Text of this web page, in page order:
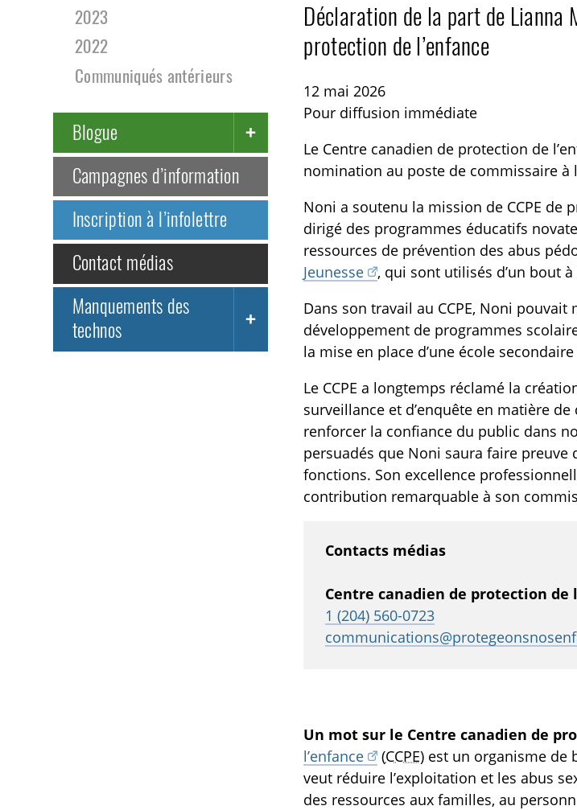
2023
2022
Communiqués antérieurs
Blogue
TOGGLE BLOGUE SUBLIST
Campagnes d’information
Inscription à l’infolettre
Contact médias
Manquements des
technos
Déclaration de la part de Lianna
protection de l’enfance
12 mai 2026
Pour diffusion immédiate
Le Centre canadien de protection de
nomination au poste de commissaire
Noni a soutenu la mission de CCPE de
dirigé des programmes éducatifs
ressources de prévention des abus
Jeunesse
, qui sont utilisés d’un bout à
Dans son travail au CCPE, Noni
développement de programmes
la mise en place d’une école
Le CCPE a longtemps réclamé la
surveillance et d’enquête en matière
renforcer la confiance du public dans
persuadés que Noni saura faire preuve
fonctions. Son excellence
contribution remarquable à son
Contacts médias
Centre canadien de protection de
1 (204) 560-0723
Un mot sur le Centre canadien de
l’enfance
(CCPE) est un organisme de
veut réduire l’exploitation et les abus
des ressources aux familles, au